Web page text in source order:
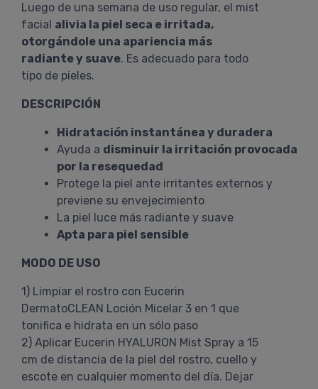
Luego de una semana de uso regular, el mist
facial alivia la piel seca e irritada,
otorgándole una apariencia más
radiante y suave. Es adecuado para todo
tipo de pieles.
DESCRIPCIÓN
Hidratación instantánea y duradera
Ayuda a disminuir la irritación provocada
por la resequedad
Protege la piel ante irritantes externos y
previene su envejecimiento
La piel luce más radiante y suave
Apta para piel sensible
MODO DE USO
1) Limpiar el rostro con Eucerin
DermatoCLEAN Loción Micelar 3 en 1 que
tonifica e hidrata en un sólo paso
2) Aplicar Eucerin HYALURON Mist Spray a 15
cm de distancia de la piel del rostro, cuello y
escote en cualquier momento del día. Dejar